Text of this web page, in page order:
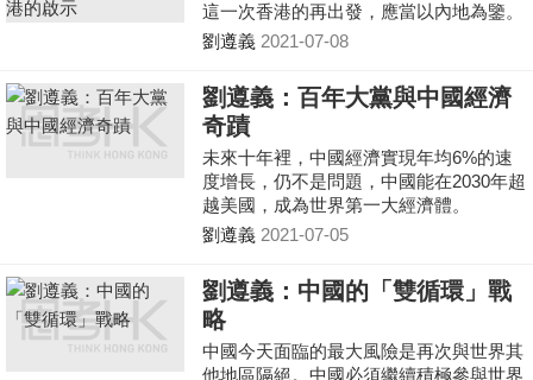
這一次香港的再出發，應當以內地為鑒。
劉遵義 2021-07-08
劉遵義：百年大黨與中國經濟
奇蹟
未來十年裡，中國經濟實現年均6%的速
度增長，仍不是問題，中國能在2030年超
越美國，成為世界第一大經濟體。
劉遵義 2021-07-05
劉遵義：中國的「雙循環」戰
略
中國今天面臨的最大風險是再次與世界其
他地區隔絕。中國必須繼續積極參與世界